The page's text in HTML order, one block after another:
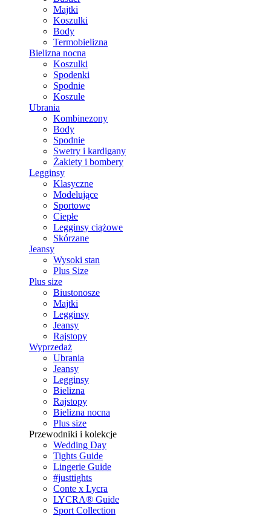
Majtki
Koszulki
Body
Termobielizna
Bielizna nocna
Koszulki
Spodenki
Spodnie
Koszule
Ubrania
Kombinezony
Body
Spodnie
Swetry i kardigany
Żakiety i bombery
Legginsy
Klasyczne
Modelujące
Sportowe
Ciepłe
Legginsy ciążowe
Skórzane
Jeansy
Wysoki stan
Plus Size
Plus size
Biustonosze
Majtki
Legginsy
Jeansy
Rajstopy
Wyprzedaż
Ubrania
Jeansy
Legginsy
Bielizna
Rajstopy
Bielizna nocna
Plus size
Przewodniki i kolekcje
Wedding Day
Tights Guide
Lingerie Guide
#justtights
Conte x Lycra
LYCRA® Guide
Sport Сollection